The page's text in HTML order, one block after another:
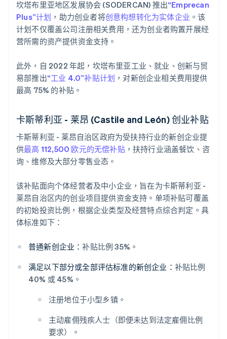
坎塔布里亚地区发展协会 (SODERCAN) 推出“Emprecan
Plus”计划 ，助力创业者将创意构想转化为实体企业 。该
计划不仅覆盖公司注册相关费用，还为创业者购置开展经
营所需的资产提供资金支持。
此外，自 2022 年起，坎塔布里亚工业、就业、创新与贸
易部推出“工业 4.0”补贴计划 ，对新创企业相关费用提供
最高 75% 的补贴。
卡斯蒂利亚 - 莱昂 (Castile and León) 创业补贴
卡斯蒂利亚 - 莱昂自治区政府为受扶持行业的新创企业提
供最高 112,500 欧元的无偿补贴，扶持行业涵盖餐饮、咨
询、维修及大部分零售业态。
该补贴面向个体经营者及中小企业，旨在为卡斯蒂利亚 -
莱昂自治区内的创业项目提供资金支持。单项补贴可覆盖
的初始投资比例，根据企业类型及经营特点综合判定。具
体标准如下：
普通新创企业：补贴比例 35%。
满足以下部分或全部评估标准的新创企业： 补贴比例
40% 或 45%。
注册地位于小型乡镇。
主动雇佣残疾人士（即便未达到法定雇佣比例
要求）。